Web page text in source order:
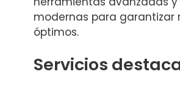
modernas para garantizar
óptimos.
Servicios